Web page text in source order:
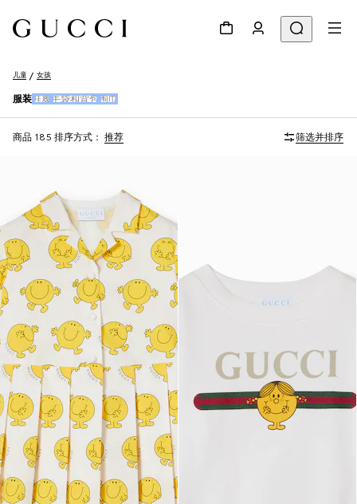
儿童 女孩
服装 鞋履 手袋和背包 围巾
商品 185 排序方式： 推荐 筛选并排序